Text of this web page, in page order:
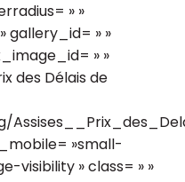
» »
gallery_id= » »
» »
des Délais de
»small-
visibility » class= » »